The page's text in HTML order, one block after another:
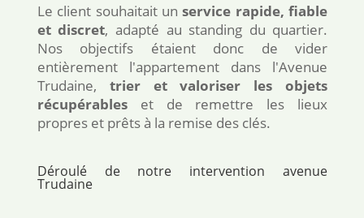
Le client souhaitait unservice rapide, fiable
et discret, adapté au standing du quartier.
Nos objectifs étaient donc de vider
entièrement l'appartement dans l'Avenue
Trudaine, trier et valoriser les objets
récupérableset de remettre les lieux
propres et prêts à la remise des clés.
Déroulé de notre intervention avenue
Trudaine